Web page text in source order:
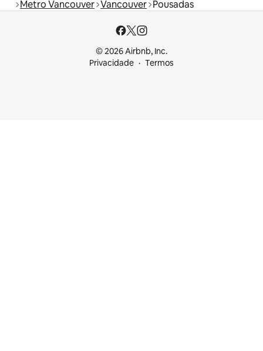
Metro Vancouver Vancouver Pousadas
© 2026 Airbnb, Inc.
Privacidade
Termos